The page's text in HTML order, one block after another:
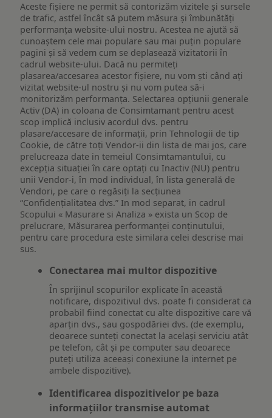
Aceste fișiere ne permit să contorizăm vizitele și sursele
de trafic, astfel încât să putem măsura și îmbunătăți
performanța website-ului nostru. Acestea ne ajută să
cunoaștem cele mai populare sau mai puțin populare
pagini și să vedem cum se deplasează vizitatorii în
cadrul website-ului. Dacă nu permiteți
plasarea/accesarea acestor fișiere, nu vom ști când ați
vizitat website-ul nostru și nu vom putea să-i
monitorizăm performanța. Selectarea opțiunii generale
Activ (DA) in coloana de Consimtamant pentru acest
scop implică inclusiv acordul dvs. pentru
plasare/accesare de informații, prin Tehnologii de tip
Cookie, de către toți Vendor-ii din lista de mai jos, care
prelucreaza date in temeiul Consimtamantului, cu
excepția situației în care optați cu Inactiv (NU) pentru
unii Vendor-i, în mod individual, în lista generală de
Vendori, pe care o regăsiți la secțiunea
“Confidențialitatea dvs.” In mod separat, in cadrul
Scopului « Masurare si Analiza » exista un Scop de
prelucrare, Măsurarea performanței conținutului,
pentru care procedura este similara celei descrise mai
sus.
Conectarea mai multor dispozitive
În sprijinul scopurilor explicate în această
notificare, dispozitivul dvs. poate fi considerat ca
probabil fiind conectat cu alte dispozitive care vă
aparțin dvs., sau gospodăriei dvs. (de exemplu,
deoarece sunteți conectat la același serviciu atât
pe telefon, cât și pe computer sau deoarece
puteți utiliza aceeași conexiune la internet pe
ambele dispozitive).
Identificarea dispozitivelor pe baza
informațiilor transmise automat